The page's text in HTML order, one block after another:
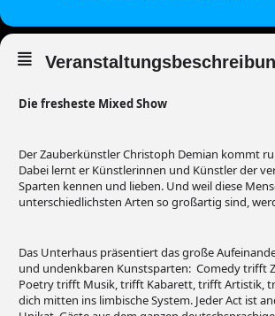
Die fresheste Mixed Show
Der Zauberkünstler Christoph Demian kommt
Dabei lernt er Künstlerinnen und Künstler der
Sparten kennen und lieben. Und weil diese
unterschiedlichsten Arten so großartig sind,
Das Unterhaus präsentiert das große
und undenkbaren Kunstsparten: Comedy trifft
Poetry trifft Musik, trifft Kabarett, trifft Artistik,
dich mitten ins limbische System. Jeder Act ist